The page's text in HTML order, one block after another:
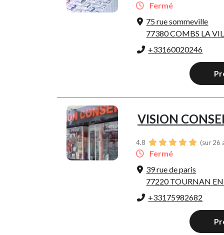
Fermé
75 rue sommeville
77380 COMBS LA
+33160020246
VISION
4.8 (sur 26
Fermé
39 rue de paris
77220 TOURNAN EN
+33175982682